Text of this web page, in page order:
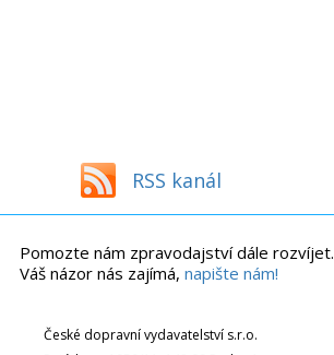
RSS kanál
Pomozte nám zpravodajství dále rozvíjet.
Váš názor nás zajímá, napište nám!
České dopravní vydavatelství s.r.o.